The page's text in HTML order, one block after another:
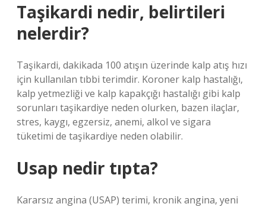
Taşikardi nedir, belirtileri
nelerdir?
Taşikardi, dakikada 100 atışın üzerinde kalp atış hızı
için kullanılan tıbbi terimdir. Koroner kalp hastalığı,
kalp yetmezliği ve kalp kapakçığı hastalığı gibi kalp
sorunları taşikardiye neden olurken, bazen ilaçlar,
stres, kaygı, egzersiz, anemi, alkol ve sigara
tüketimi de taşikardiye neden olabilir.
Usap nedir tıpta?
Kararsız angina (USAP) terimi, kronik angina, yeni